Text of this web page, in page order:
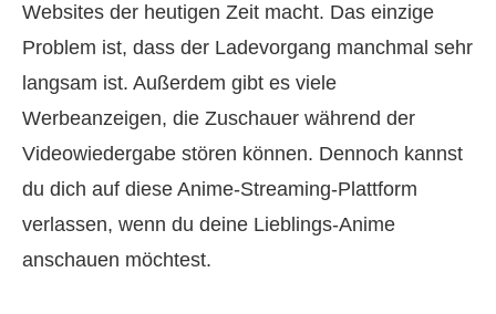
Websites der heutigen Zeit macht. Das einzige
Problem ist, dass der Ladevorgang manchmal sehr
langsam ist. Außerdem gibt es viele
Werbeanzeigen, die Zuschauer während der
Videowiedergabe stören können. Dennoch kannst
du dich auf diese Anime-Streaming-Plattform
verlassen, wenn du deine Lieblings-Anime
anschauen möchtest.